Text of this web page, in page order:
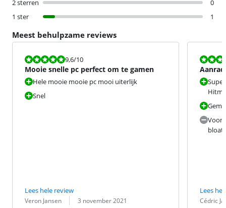
2 sterren
0
1 ster
1
Meest behulpzame reviews
Beoordeling is 9,6 van de 10.
9,6/10
Mooie snelle pc perfect om te gamen
Hele mooie mooie pc mooi uiterlijk
Snel
Lees hele review
Beoordeling door:
Veron Jansen
Datum: 3 november 2021
Voor
Lees
Cédric
Datum: